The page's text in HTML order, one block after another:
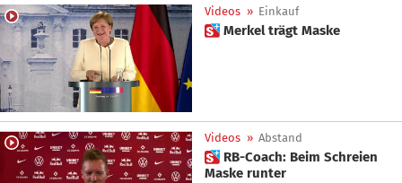
Videos » Einkauf
 Merkel trägt Maske
Videos » Abstand
 RB-Coach: Beim Schreien
Maske runter